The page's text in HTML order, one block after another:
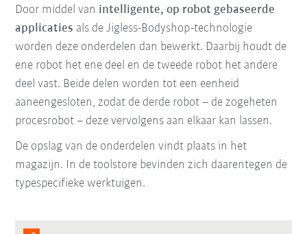
Door middel van intelligente, op robot gebaseerde
applicaties als de Jigless-Bodyshop-technologie
worden deze onderdelen dan bewerkt. Daarbij houdt de
ene robot het ene deel en de tweede robot het andere
deel vast. Beide delen worden tot een eenheid
aaneengesloten, zodat de derde robot – de zogeheten
procesrobot – deze vervolgens aan elkaar kan lassen.
De opslag van de onderdelen vindt plaats in het
magazijn. In de toolstore bevinden zich daarentegen de
typespecifieke werktuigen.